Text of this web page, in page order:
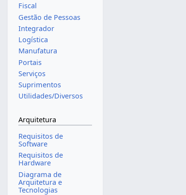
Fiscal
Gestão de Pessoas
Integrador
Logística
Manufatura
Portais
Serviços
Suprimentos
Utilidades/Diversos
Arquitetura
Requisitos de
Software
Requisitos de
Hardware
Diagrama de
Arquitetura e
Tecnologias